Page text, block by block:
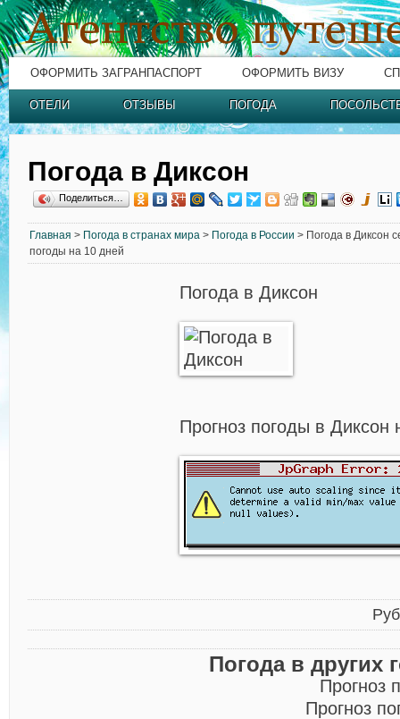
ОФОРМИТЬ ЗАГРАНПАСПОРТ ОФОРМИТЬ ВИЗУ
ОТЕЛИ ОТЗЫВЫ ПОГОДА
Погода в Диксон
Поделиться…
Главная > Погода в странах мира > Погода в России > Погода в Диксон
погоды на 10 дней
Погода в Диксон
Прогноз погоды в Диксон
Погода в других
Прогноз
Прогноз